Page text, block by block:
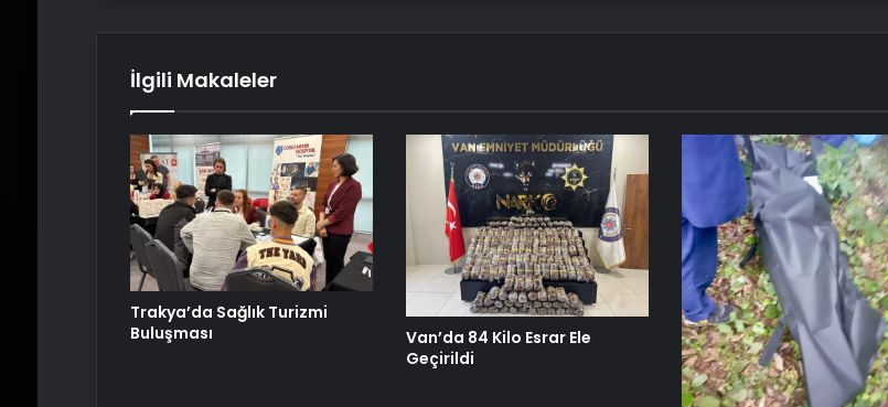
İlgili Makaleler
Trakya’da Sağlık Turizmi
Buluşması
Van’da 84 Kilo Esrar Ele
Geçirildi